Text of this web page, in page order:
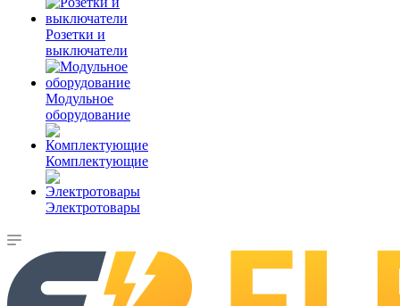
Розетки и
выключатели
Модульное
оборудование
Комплектующие
Электротовары